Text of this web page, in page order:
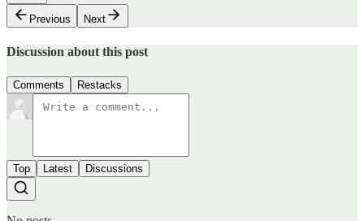
Previous
Next
Discussion about this post
Comments Restacks
Top Latest Discussions